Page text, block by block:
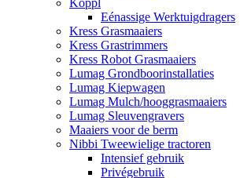
Eénassige Werktuigdragers
Kress Grasmaaiers
Kress Grastrimmers
Kress Robot Grasmaaiers
Lumag Grondboorinstallaties
Lumag Kiepwagen
Lumag Mulch/hooggrasmaaiers
Lumag Sleuvengravers
Maaiers voor de berm
Nibbi Tweewielige tractoren
Intensief gebruik
Privégebruik